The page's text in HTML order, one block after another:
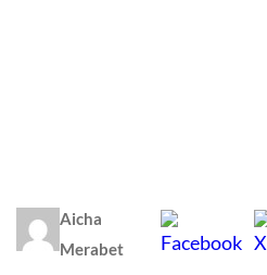
Aicha
Merabet